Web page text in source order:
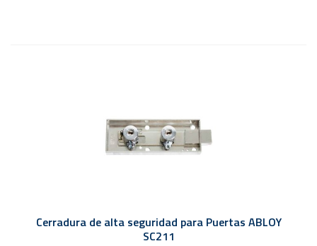
Cerradura de alta seguridad para Puertas ABLOY
SC211